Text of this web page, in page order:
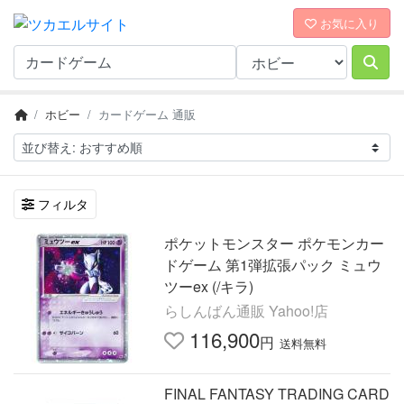
お気に入り
ホビー カードゲーム 通販
フィルタ
ポケットモンスター ポケモンカー
ドゲーム 第1弾拡張パック ミュウ
ツーex (/キラ)
らしんばん通販 Yahoo!店
116,900円 送料無料
FINAL FANTASY TRADING CARD